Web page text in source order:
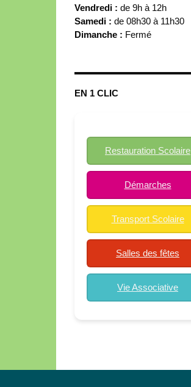
Vendredi : de 9h à 12h
Samedi : de 08h30 à 11h30
Dimanche : Fermé
EN 1 CLIC
Restauration Scolaire
Démarches
Transport Scolaire
Salles des fêtes
Vie Associative